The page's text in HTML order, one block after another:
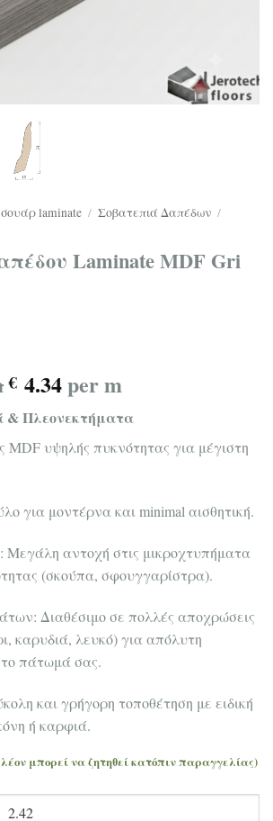
laminate / Σοβατεπιά Δαπέδων /
Laminate MDF Gri
€ 4.34per m
& Πλεονεκτήματα
MDF υψηλής πυκνότητας για μέγιστη
για μοντέρνα και minimal αισθητική.
Μεγάλη αντοχή στις μικροχτυπήματα
(σκούπα, σφουγγαρίστρα).
Διαθέσιμο σε πολλές αποχρώσεις
καρυδιά, λευκό) για απόλυτη
πάτωμά σας.
και γρήγορη τοποθέτηση με ειδική
ή καρφιά.
μπορεί να ζητηθεί κατόπιν παραγγελίας)